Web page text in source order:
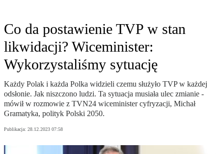
Co da postawienie TVP w stan
likwidacji? Wiceminister:
Wykorzystaliśmy sytuację
Każdy Polak i każda Polka widzieli czemu służyło TVP w każdej
odsłonie. Jak niszczono ludzi. Ta sytuacja musiała ulec zmianie -
mówił w rozmowie z TVN24 wiceminister cyfryzacji, Michał
Gramatyka, polityk Polski 2050.
Publikacja: 28.12.2023 07:58